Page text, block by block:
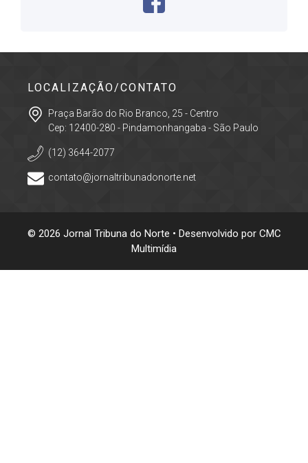
LOCALIZAÇÃO/CONTATO
Praça Barão do Rio Branco, 25 - Centro
Cep: 12400-280 - Pindamonhangaba - São Paulo
(12) 3644-2077
contato@jornaltribunadonorte.net
© 2026 Jornal Tribuna do Norte • Desenvolvido por CMC
Multimídia